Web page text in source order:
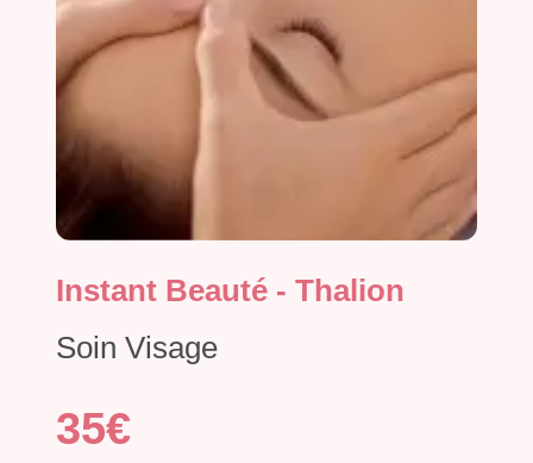
Instant Beauté - Thalion
Soin Visage
35€